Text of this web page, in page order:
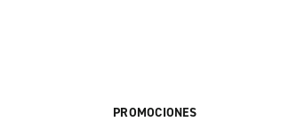
Saint-Jean-sur-Richelieu Truck
PROMOCIONES